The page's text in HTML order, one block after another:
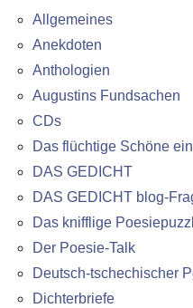
Allgemeines
Anekdoten
Anthologien
Augustins Fundsachen
CDs
Das flüchtige Schöne
DAS GEDICHT
DAS GEDICHT blog-
Das knifflige
Der Poesie-Talk
Deutsch-tschechischer
Dichterbriefe